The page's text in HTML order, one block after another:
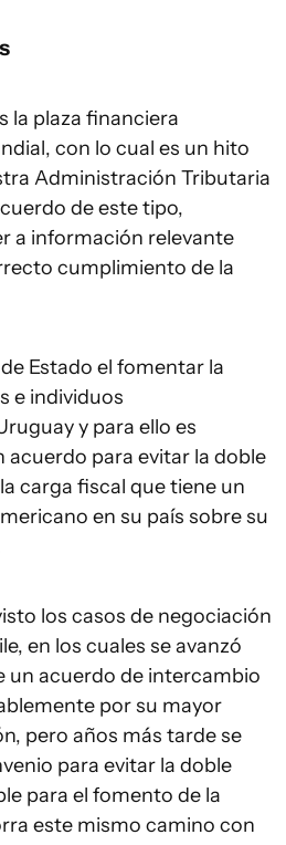
la plaza financiera
con lo cual es un hito
Administración Tributaria
de este tipo,
a información relevante
cumplimiento de la
Estado el fomentar la
e individuos
y para ello es
acuerdo para evitar la doble
carga fiscal que tiene un
en su país sobre su
los casos de negociación
en los cuales se avanzó
un acuerdo de intercambio
por su mayor
pero años más tarde se
para evitar la doble
para el fomento de la
este mismo camino con